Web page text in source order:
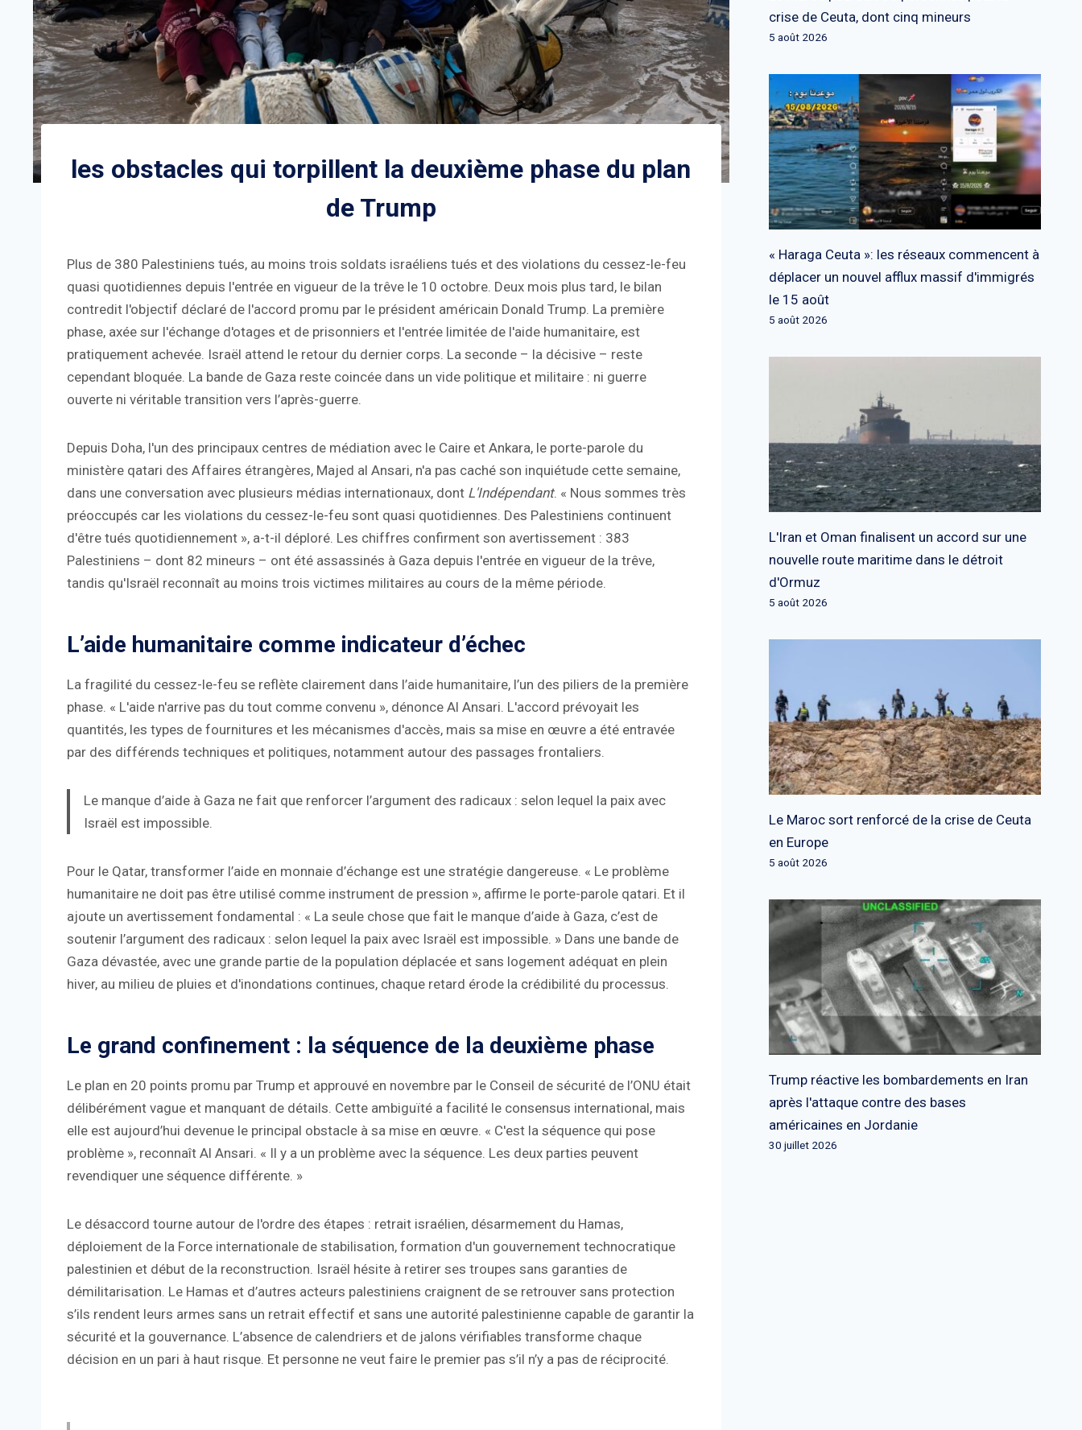
les obstacles qui torpillent la deuxième phase du plan
de Trump
Plus de 380 Palestiniens tués, au moins trois soldats israéliens tués et des violations du cessez-le-feu
quasi quotidiennes depuis l'entrée en vigueur de la trêve le 10 octobre. Deux mois plus tard, le bilan
contredit l'objectif déclaré de l'accord promu par le président américain Donald Trump. La première
phase, axée sur l'échange d'otages et de prisonniers et l'entrée limitée de l'aide humanitaire, est
pratiquement achevée. Israël attend le retour du dernier corps. La seconde – la décisive – reste
cependant bloquée. La bande de Gaza reste coincée dans un vide politique et militaire : ni guerre
ouverte ni véritable transition vers l’après-guerre.
Depuis Doha, l'un des principaux centres de médiation avec le Caire et Ankara, le porte-parole du
ministère qatari des Affaires étrangères, Majed al Ansari, n'a pas caché son inquiétude cette semaine,
dans une conversation avec plusieurs médias internationaux, dont L'Indépendant. « Nous sommes très
préoccupés car les violations du cessez-le-feu sont quasi quotidiennes. Des Palestiniens continuent
d'être tués quotidiennement », a-t-il déploré. Les chiffres confirment son avertissement : 383
Palestiniens – dont 82 mineurs – ont été assassinés à Gaza depuis l'entrée en vigueur de la trêve,
tandis qu'Israël reconnaît au moins trois victimes militaires au cours de la même période.
L’aide humanitaire comme indicateur d’échec
La fragilité du cessez-le-feu se reflète clairement dans l’aide humanitaire, l’un des piliers de la première
phase. « L'aide n'arrive pas du tout comme convenu », dénonce Al Ansari. L'accord prévoyait les
quantités, les types de fournitures et les mécanismes d'accès, mais sa mise en œuvre a été entravée
par des différends techniques et politiques, notamment autour des passages frontaliers.
Le manque d’aide à Gaza ne fait que renforcer l’argument des radicaux : selon lequel la paix avec
Israël est impossible.
Pour le Qatar, transformer l’aide en monnaie d’échange est une stratégie dangereuse. « Le problème
humanitaire ne doit pas être utilisé comme instrument de pression », affirme le porte-parole qatari. Et il
ajoute un avertissement fondamental : « La seule chose que fait le manque d’aide à Gaza, c’est de
soutenir l’argument des radicaux : selon lequel la paix avec Israël est impossible. » Dans une bande de
Gaza dévastée, avec une grande partie de la population déplacée et sans logement adéquat en plein
hiver, au milieu de pluies et d'inondations continues, chaque retard érode la crédibilité du processus.
Le grand confinement : la séquence de la deuxième phase
Le plan en 20 points promu par Trump et approuvé en novembre par le Conseil de sécurité de l’ONU était
délibérément vague et manquant de détails. Cette ambiguïté a facilité le consensus international, mais
elle est aujourd’hui devenue le principal obstacle à sa mise en œuvre. « C'est la séquence qui pose
problème », reconnaît Al Ansari. « Il y a un problème avec la séquence. Les deux parties peuvent
revendiquer une séquence différente. »
Le désaccord tourne autour de l'ordre des étapes : retrait israélien, désarmement du Hamas,
déploiement de la Force internationale de stabilisation, formation d'un gouvernement technocratique
palestinien et début de la reconstruction. Israël hésite à retirer ses troupes sans garanties de
démilitarisation. Le Hamas et d’autres acteurs palestiniens craignent de se retrouver sans protection
s’ils rendent leurs armes sans un retrait effectif et sans une autorité palestinienne capable de garantir la
sécurité et la gouvernance. L’absence de calendriers et de jalons vérifiables transforme chaque
décision en un pari à haut risque. Et personne ne veut faire le premier pas s’il n’y a pas de réciprocité.
crise de Ceuta, dont cinq mineurs
5 août 2026
« Haraga Ceuta »: les réseaux commencent à
déplacer un nouvel afflux massif d'immigrés
le 15 août
5 août 2026
L'Iran et Oman finalisent un accord sur une
nouvelle route maritime dans le détroit
d'Ormuz
5 août 2026
Le Maroc sort renforcé de la crise de Ceuta
en Europe
5 août 2026
Trump réactive les bombardements en Iran
après l'attaque contre des bases
américaines en Jordanie
30 juillet 2026